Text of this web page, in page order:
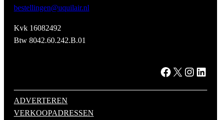
bestellingen@uquilair.nl
Kvk 16082492
Btw 8042.60.242.B.01
Facebook X Instagram LinkedIn
ADVERTEREN
VERKOOPADRESSEN